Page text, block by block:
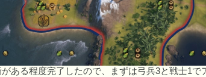
ある程度完了したので、まずは弓兵3と戦士1で